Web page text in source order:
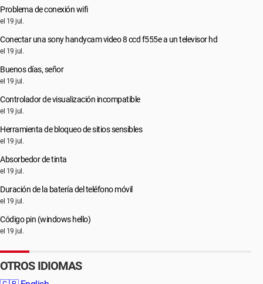
Problema de conexión wifi
el 19 jul.
Conectar una sony handycam video 8 ccd f555e a un televisor hd
el 19 jul.
Buenos días, señor
el 19 jul.
Controlador de visualización incompatible
el 19 jul.
Herramienta de bloqueo de sitios sensibles
el 19 jul.
Absorbedor de tinta
el 19 jul.
Duración de la batería del teléfono móvil
el 19 jul.
Código pin (windows hello)
el 19 jul.
OTROS IDIOMAS